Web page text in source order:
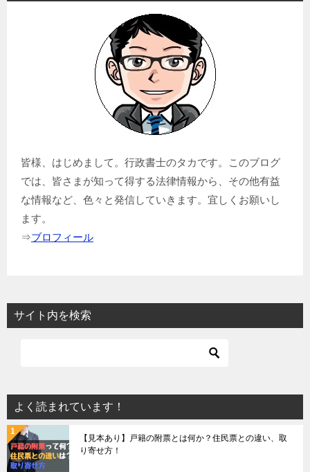
皆様、はじめまして。行政書士のタカです。このブログ
では、皆さまが知って得する法律情報から、その他有益
な情報など、色々と発信していきます。宜しくお願いし
ます。
⇒ブロフィール
サイト内を検索
よく読まれています！
【見本あり】戸籍の附票とは何か？住民票との違い、取
り寄せ方！